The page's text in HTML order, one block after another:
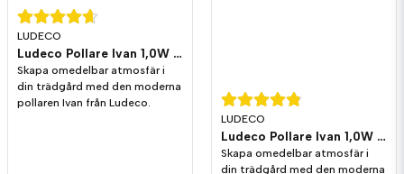
LUDECO
Ludeco Pollare Ivan 1,0W 90lm IP44 3-pack
Skapa omedelbar atmosfär i
din trädgård med den moderna
pollaren Ivan från Ludeco.
LUDECO
Ludeco Pollare Ivan 1,0W 90lm IP44
Skapa omedelbar atmosfär i
din trädgård med den moderna